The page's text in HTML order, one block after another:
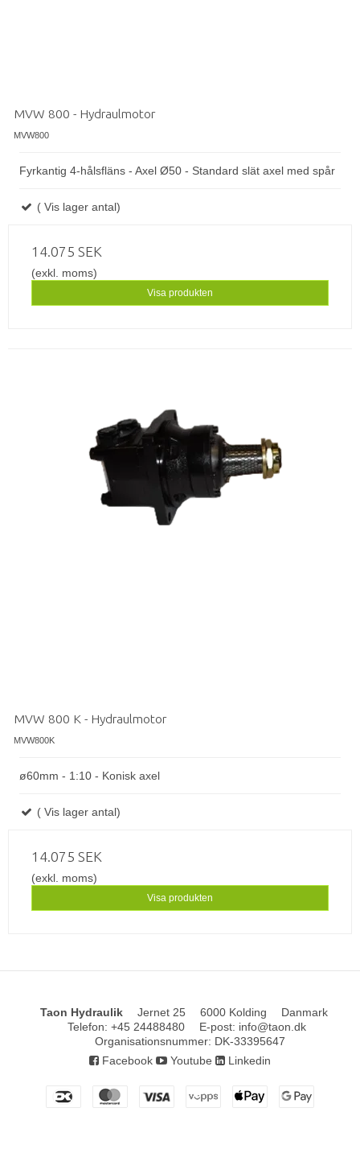
MVW 800 - Hydraulmotor
MVW800
Fyrkantig 4-hålsfläns - Axel Ø50 - Standard slät axel med spår
( Vis lager antal)
14.075 SEK
(exkl. moms)
Visa produkten
MVW 800 K - Hydraulmotor
MVW800K
ø60mm - 1:10 - Konisk axel
( Vis lager antal)
14.075 SEK
(exkl. moms)
Visa produkten
Taon Hydraulik Jernet 25 6000 Kolding
Danmark
Telefon: +45 24488480 E-post: info@taon.dk
Organisationsnummer: DK-33395647
Facebook
Youtube Linkedin